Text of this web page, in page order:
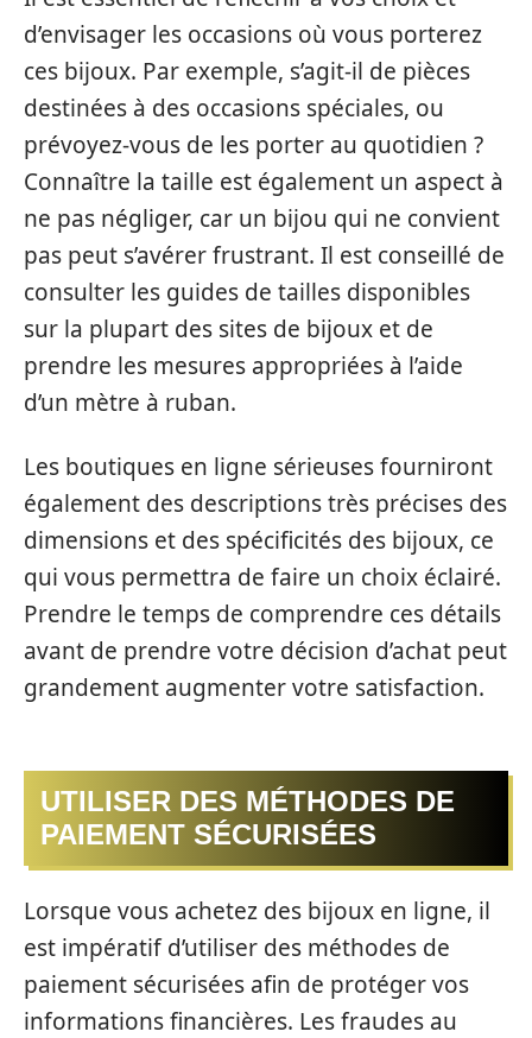
d’envisager les occasions où vous porterez
ces bijoux. Par exemple, s’agit-il de pièces
destinées à des occasions spéciales, ou
prévoyez-vous de les porter au quotidien ?
Connaître la taille est également un aspect à
ne pas négliger, car un bijou qui ne convient
pas peut s’avérer frustrant. Il est conseillé de
consulter les guides de tailles disponibles
sur la plupart des sites de bijoux et de
prendre les mesures appropriées à l’aide
d’un mètre à ruban.
Les boutiques en ligne sérieuses fourniront
également des descriptions très précises des
dimensions et des spécificités des bijoux, ce
qui vous permettra de faire un choix éclairé.
Prendre le temps de comprendre ces détails
avant de prendre votre décision d’achat peut
grandement augmenter votre satisfaction.
UTILISER DES MÉTHODES DE
PAIEMENT SÉCURISÉES
Lorsque vous achetez des bijoux en ligne, il
est impératif d’utiliser des méthodes de
paiement sécurisées afin de protéger vos
informations financières. Les fraudes au